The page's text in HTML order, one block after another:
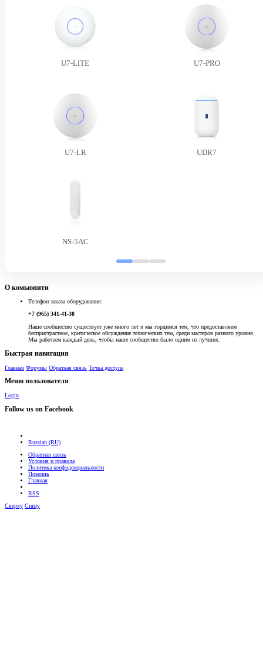
U7-LITE U7-PRO
U7-LR UDR7
NS-5AC
О комьюнити
Телефон заказа оборудования:
+7 (965) 341-41-38
Наше сообщество существует уже много лет и мы гордимся тем, что предоставляем
беспристрастное, критическое обсуждение технических тем, среди мастеров разного уровня.
Мы работаем каждый день, чтобы наше сообщество было одним из лучших.
Быстрая навигация
Главная Форумы Обратная связь Точка доступа
Меню пользователя
Login
Follow us on Facebook
Russian (RU)
Обратная связь
Условия и правила
Политика конфиденциальности
Помощь
Главная
RSS
Сверху Снизу